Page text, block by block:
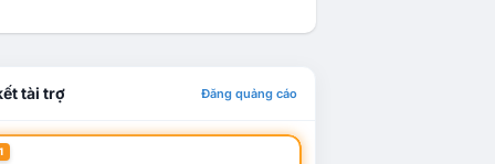
tài trợ Đăng quảng cáo